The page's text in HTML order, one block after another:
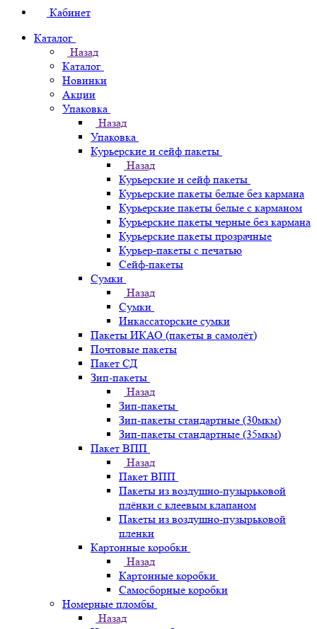
Кабинет
Каталог
Назад
Каталог
Новинки
Акции
Упаковка
Назад
Упаковка
Курьерские и сейф пакеты
Назад
Курьерские и сейф пакеты
Курьерские пакеты белые без кармана
Курьерские пакеты белые с карманом
Курьерские пакеты черные без кармана
Курьерские пакеты прозрачные
Курьер-пакеты с печатью
Сейф-пакеты
Сумки
Назад
Сумки
Инкассаторские сумки
Пакеты ИКАО (пакеты в самолёт)
Почтовые пакеты
Пакет СД
Зип-пакеты
Назад
Зип-пакеты
Зип-пакеты стандартные (30мкм)
Зип-пакеты стандартные (35мкм)
Пакет ВПП
Назад
Пакет ВПП
Пакеты из воздушно-пузырьковой
плёнки с клеевым клапаном
Пакеты из воздушно-пузырьковой
пленки
Картонные коробки
Назад
Картонные коробки
Самосборные коробки
Номерные пломбы
Назад